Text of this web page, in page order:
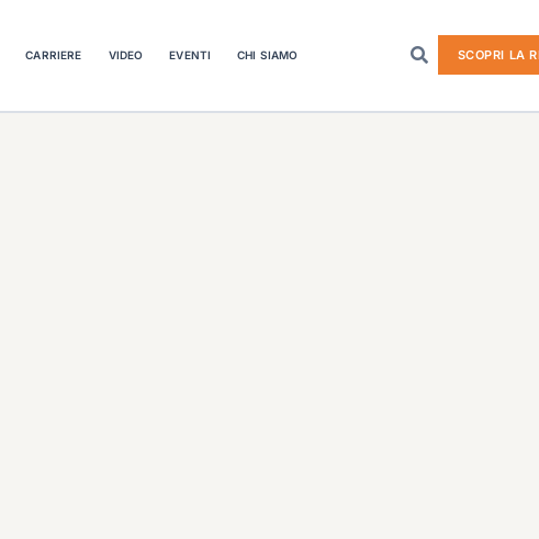
CARRIERE VIDEO EVENTI CHI SIAMO SCOPRI LA